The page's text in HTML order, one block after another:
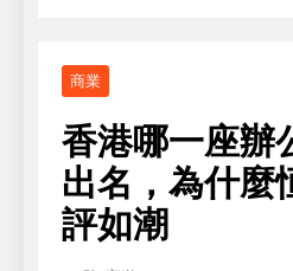
商業
香港哪一座辦
出名，為什麼
評如潮